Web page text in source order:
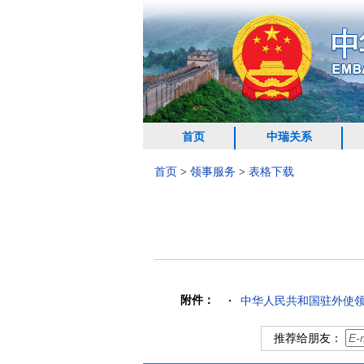
首页 中瑞关系
首页 > 领事服务 > 表格下载
附件： 中华人民共和国驻外使
推荐给朋友：